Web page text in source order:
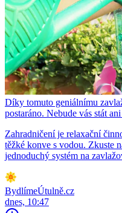
Díky tomuto geniálnímu
postaráno. Nebude vás stát
Zahradničení je relaxační
těžké konve s vodou. Zkuste
jednoduchý systém na
BydlímeÚtulně.cz
dnes, 10:47